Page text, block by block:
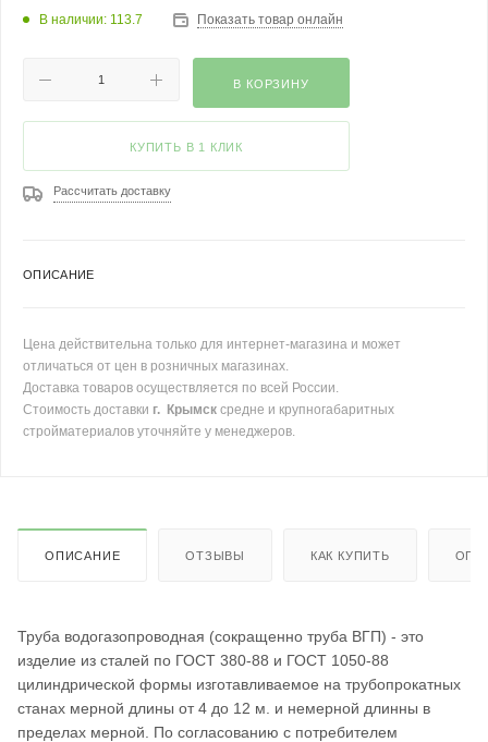
В наличии: 113.7 Показать товар онлайн
В КОРЗИНУ
КУПИТЬ В 1 КЛИК
Рассчитать доставку
ОПИСАНИЕ
Цена действительна только для интернет-магазина и может
отличаться от цен в розничных магазинах.
Доставка товаров осуществляется по всей России.
Стоимость доставки г. Крымск средне и крупногабаритных
стройматериалов уточняйте у менеджеров.
ОПИСАНИЕ ОТЗЫВЫ КАК КУПИТЬ
Труба водогазопроводная (сокращенно труба ВГП) - это
изделие из сталей по ГОСТ 380-88 и ГОСТ 1050-88
цилиндрической формы изготавливаемое на трубопрокатных
станах мерной длины от 4 до 12 м. и немерной длинны в
пределах мерной. По согласованию с потребителем